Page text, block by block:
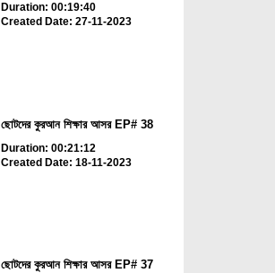
Duration: 00:19:40
Created Date: 27-11-2023
ছোটদের কুরআন শিক্ষার আসর EP# 38
Duration: 00:21:12
Created Date: 18-11-2023
ছোটদের কুরআন শিক্ষার আসর EP# 37